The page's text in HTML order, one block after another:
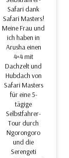
Safari dank
Safari Masters!
Meine Frau und
ich haben in
Arusha einen
4×4 mit
Dachzelt und
Hubdach von
Safari Masters
für eine 5-
tägige
Selbstfahrer-
Tour durch
Ngorongoro
und die
Serengeti